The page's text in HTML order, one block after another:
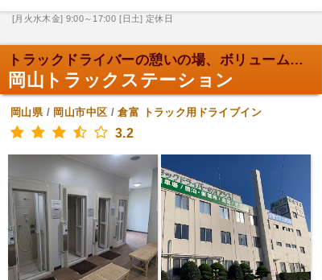
[月火水木金] 9:00～17:00 [日土] 定休日
トラックドライバーの憩いの場、ボリューム満点！
岡山トラックステーション
岡山県/ 岡山市中区 /倉富 トラック用ドライブイン
3.2